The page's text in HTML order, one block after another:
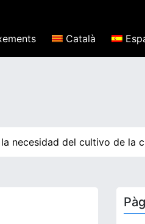
Català
necesidad del cultivo de la